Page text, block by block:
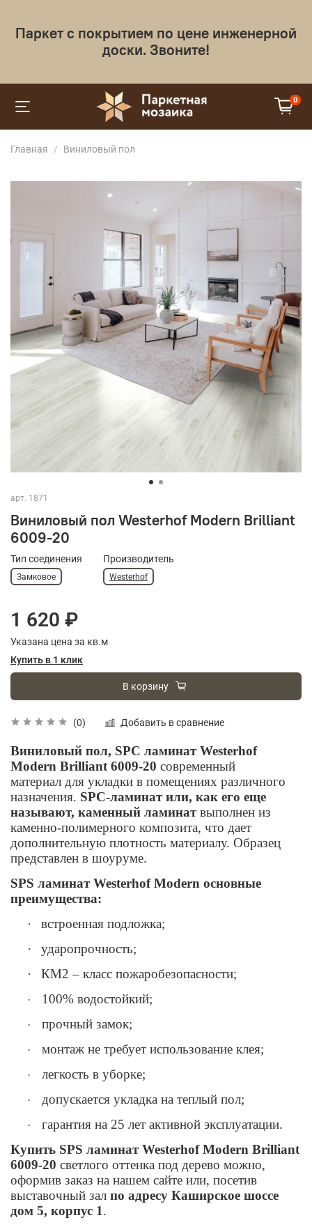
Паркет с покрытием по цене инженерной
доски. Звоните!
0
Главная Виниловый пол
арт. 1871
Виниловый пол Westerhof Modern Brilliant
6009-20
(0) Добавить в сравнение
Тип соединения
Замковое
Производитель
Westerhof
1 620 ₽
Указана цена за кв.м
Купить в 1 клик
В корзину
Виниловый пол, SPC ламинат Westerhof
Modern Brilliant 6009-20 современный
материал для укладки в помещениях различного
назначения. SPC-ламинат или, как его еще
называют, каменный ламинат выполнен из
каменно-полимерного композита, что дает
дополнительную плотность материалу. Образец
представлен в шоуруме.
SPS ламинат Westerhof Modern основные
преимущества:
·
встроенная подложка;
·
ударопрочность;
·
КМ2 – класс пожаробезопасности;
· 100% водостойкий;
· прочный замок;
· монтаж не требует использование клея;
· легкость в уборке;
· допускается укладка на теплый пол;
·
гарантия на 25 лет активной эксплуатации.
Купить SPS ламинат Westerhof Modern Brilliant
6009-20 светлого оттенка под дерево можно,
оформив заказ на нашем сайте или, посетив
выставочный зал по адресу Каширское шоссе
дом 5, корпус 1.